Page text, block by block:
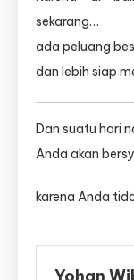
sekarang…
ada peluang
dan lebih siap
Dan suatu hari
Anda akan
karena Anda